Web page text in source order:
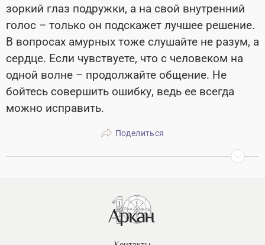
зоркий глаз подружки, а на свой внутренний
голос – только он подскажет лучшее решение.
В вопросах амурных тоже слушайте не разум, а
сердце. Если чувствуете, что с человеком на
одной волне – продолжайте общение. Не
бойтесь совершить ошибку, ведь ее всегда
можно исправить.
Поделиться